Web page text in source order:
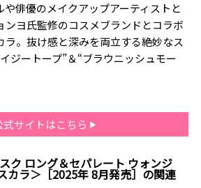
俳優のメイクアップアーティストと
ンヨ氏監修のコスメブランドとコラボ
ラ。抜け感と深みを両立する絶妙なス
ジートープ”＆“ブラウニッシュモー
式サイトはこちら
ク ロング＆セパレート ウォンジ
カラ＞［2025年 8月発売］の関連